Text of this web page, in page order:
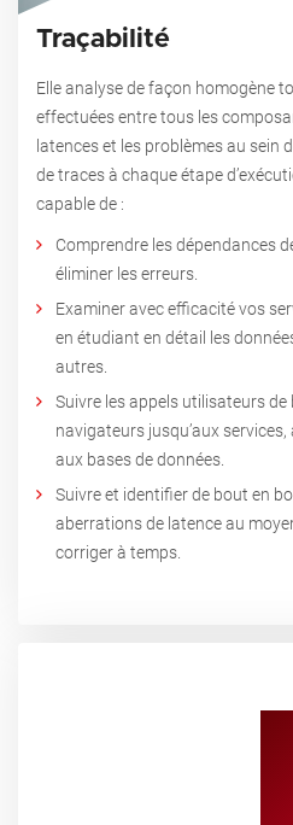
Traçabilité
Elle analyse de façon homogène
effectuées entre tous les
latences et les problèmes au sein
de traces à chaque étape
capable de :
Comprendre les dépendances
éliminer les erreurs.
Examiner avec efficacité vos
en étudiant en détail les
autres.
Suivre les appels utilisateurs
navigateurs jusqu’aux
aux bases de données.
Suivre et identifier de bout en
aberrations de latence au
corriger à temps.